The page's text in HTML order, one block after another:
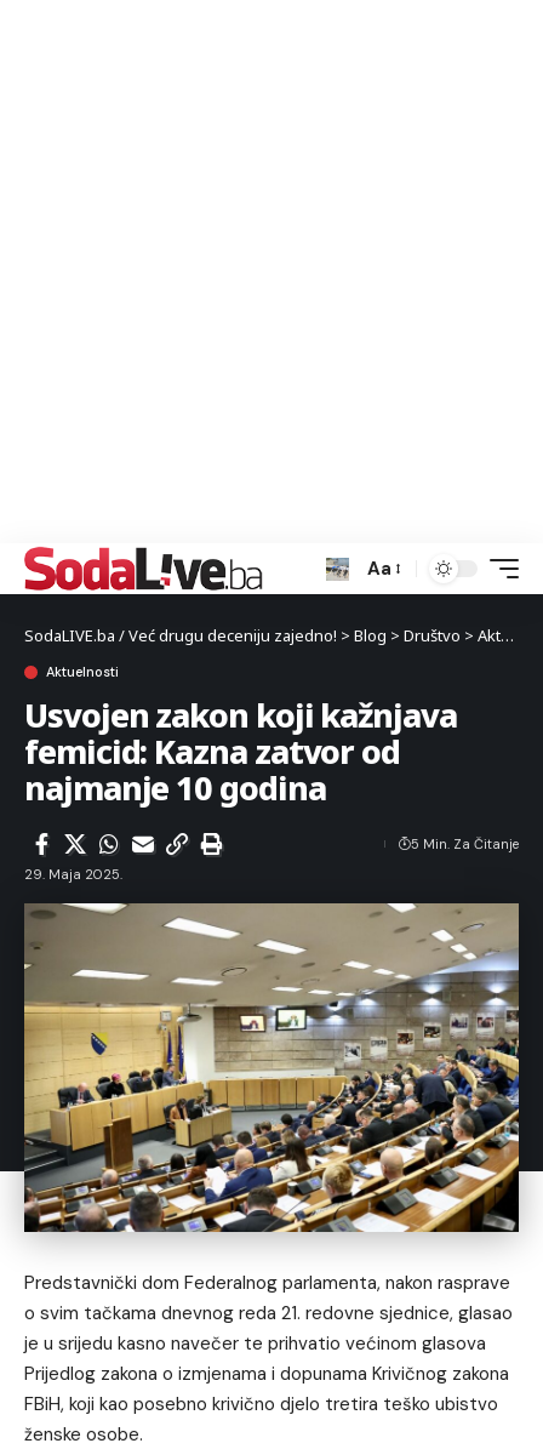
Aa
SodaLIVE.ba / Već drugu deceniju zajedno! > Blog > Društvo > Aktuelnosti
Aktuelnosti
Usvojen zakon koji kažnjava
femicid: Kazna zatvor od
najmanje 10 godina
29. Maja 2025.
5 Min. Za Čitanje
Predstavnički dom Federalnog parlamenta, nakon rasprave
o svim tačkama dnevnog reda 21. redovne sjednice, glasao
je u srijedu kasno navečer te prihvatio većinom glasova
Prijedlog zakona o izmjenama i dopunama Krivičnog zakona
FBiH, koji kao posebno krivično djelo tretira teško ubistvo
ženske osobe.